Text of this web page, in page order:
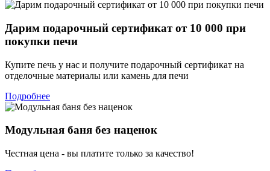
Дарим подарочный сертификат от 10 000 при
покупки печи
Купите печь у нас и получите подарочный сертификат на
отделочные материалы или камень для печи
Подробнее
Модульная баня без наценок
Честная цена - вы платите только за качество!